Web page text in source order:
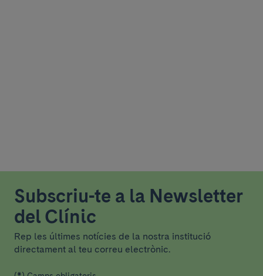
Subscriu-te a la Newsletter
del Clínic
Rep les últimes notícies de la nostra institució
directament al teu correu electrònic.